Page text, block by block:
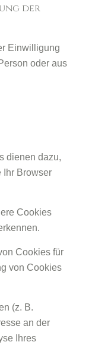
der
Einwilligung
oder aus
dienen dazu,
Ihr Browser
Cookies
Cookies für
von Cookies
(z. B.
an der
Ihres